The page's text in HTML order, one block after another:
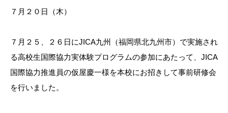
７月２０日（木）
７月２５、２６日にJICA九州（福岡県北九州市）で実施され
る高校生国際協力実体験プログラムの参加にあたって、JICA
国際協力推進員の仮屋慶一様を本校にお招きして事前研修会
を行いました。